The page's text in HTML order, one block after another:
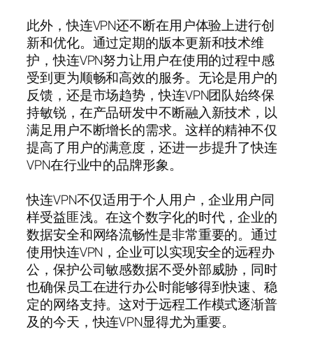
此外，快连VPN还不断在用户体验上进行创
新和优化。通过定期的版本更新和技术维
护，快连VPN努力让用户在使用的过程中感
受到更为顺畅和高效的服务。无论是用户的
反馈，还是市场趋势，快连VPN团队始终保
持敏锐，在产品研发中不断融入新技术，以
满足用户不断增长的需求。这样的精神不仅
提高了用户的满意度，还进一步提升了快连
VPN在行业中的品牌形象。
快连VPN不仅适用于个人用户，企业用户同
样受益匪浅。在这个数字化的时代，企业的
数据安全和网络流畅性是非常重要的。通过
使用快连VPN，企业可以实现安全的远程办
公，保护公司敏感数据不受外部威胁，同时
也确保员工在进行办公时能够得到快速、稳
定的网络支持。这对于远程工作模式逐渐普
及的今天，快连VPN显得尤为重要。